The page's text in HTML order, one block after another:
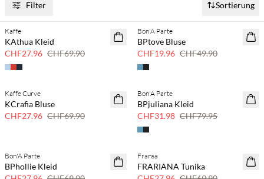
Filter Sortierung
SAVE20
Kaffe
KAthua Kleid
CHF27.96 CHF69.90
SAVE20
Bon'A Parte
BPtove Bluse
CHF19.96 CHF49.90
SAVE20
Kaffe Curve
KCrafia Bluse
CHF27.96 CHF69.90
SAVE20
60% Rabatt
Bon'A Parte
BPjuliana Kleid
CHF31.98 CHF79.95
SAVE20
Bon'A Parte
BPhollie Kleid
SAVE20
Fransa
FRARIANA Tunika